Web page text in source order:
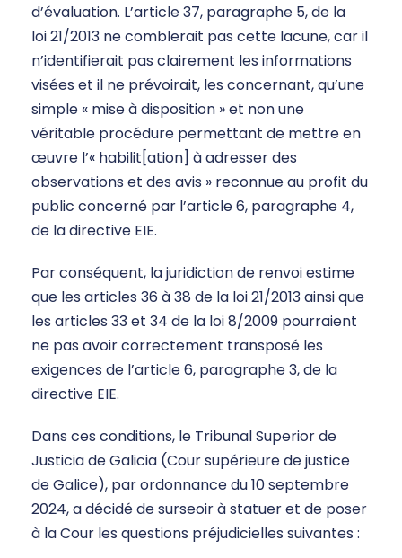
d’évaluation. L’article 37, paragraphe 5, de la
loi 21/2013 ne comblerait pas cette lacune, car il
n’identifierait pas clairement les informations
visées et il ne prévoirait, les concernant, qu’une
simple « mise à disposition » et non une
véritable procédure permettant de mettre en
œuvre l’« habilit[ation] à adresser des
observations et des avis » reconnue au profit du
public concerné par l’article 6, paragraphe 4,
de la directive EIE.
Par conséquent, la juridiction de renvoi estime
que les articles 36 à 38 de la loi 21/2013 ainsi que
les articles 33 et 34 de la loi 8/2009 pourraient
ne pas avoir correctement transposé les
exigences de l’article 6, paragraphe 3, de la
directive EIE.
Dans ces conditions, le Tribunal Superior de
Justicia de Galicia (Cour supérieure de justice
de Galice), par ordonnance du 10 septembre
2024, a décidé de surseoir à statuer et de poser
à la Cour les questions préjudicielles suivantes :